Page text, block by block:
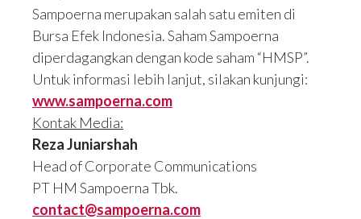
Sampoerna merupakan salah satu emiten di
Bursa Efek Indonesia. Saham Sampoerna
diperdagangkan dengan kode saham “HMSP”.
Untuk informasi lebih lanjut, silakan kunjungi:
www.sampoerna.com
Kontak Media:
Reza Juniarshah
Head of Corporate Communications
PT HM Sampoerna Tbk.
contact@sampoerna.com